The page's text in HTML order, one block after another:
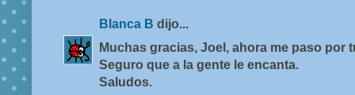
Blanca B dijo...
Muchas gracias, Joel, ahora me paso por
Seguro que a la gente le encanta.
Saludos.